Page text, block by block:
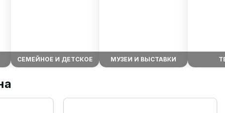
СЕМЕЙНОЕ И ДЕТСКОЕ МУЗЕИ И ВЫСТАВКИ